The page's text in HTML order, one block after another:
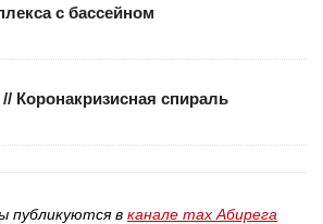
с бассейном
// Коронакризисная спираль
публикуются в канале max Абирега